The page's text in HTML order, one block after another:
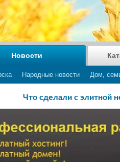
Новости
Народные новости Дом,
Что сделали с элитной